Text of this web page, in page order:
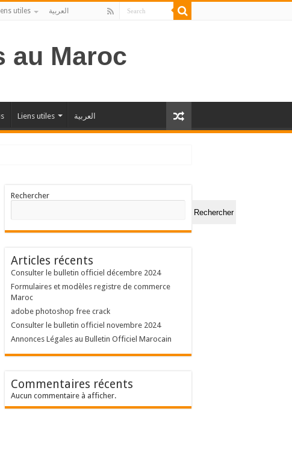
utiles العربية
au Maroc
Liens utiles العربية
Rechercher
Rechercher
Articles récents
Consulter le bulletin officiel décembre 2024
Formulaires et modèles registre de commerce
Maroc
adobe photoshop free crack
Consulter le bulletin officiel novembre 2024
Annonces Légales au Bulletin Officiel Marocain
Commentaires récents
Aucun commentaire à afficher.